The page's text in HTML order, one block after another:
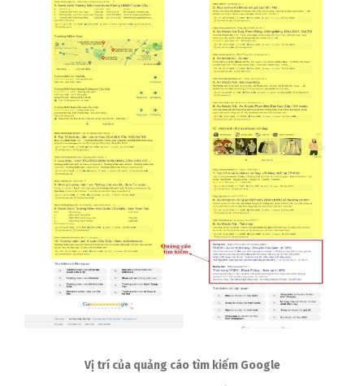
Vị trí của quảng cáo tìm kiếm Google